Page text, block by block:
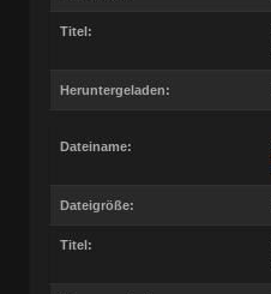
Titel:
Heruntergeladen:
Dateiname:
Dateigröße:
Titel: